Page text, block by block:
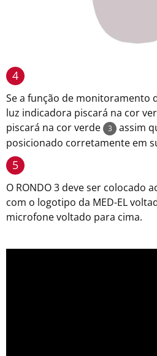
4
Se a função de monitoramento
luz indicadora piscará na cor
piscará na cor verde
3
assim
posicionado corretamente em
5
O RONDO 3 deve ser colocado
com o logotipo da MED-EL
microfone voltado para cima.